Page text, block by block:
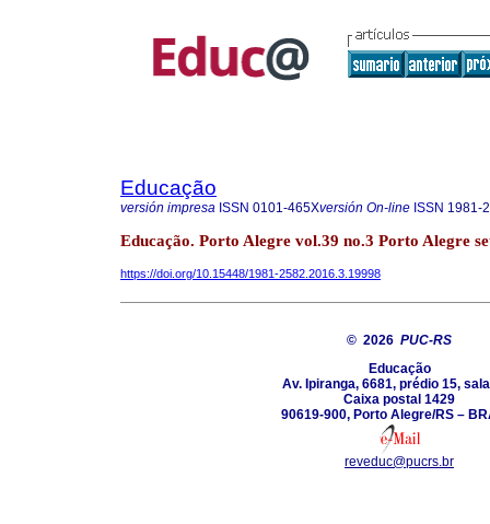
Educação
versión impresa ISSN 0101-465Xversión On-line ISSN 1981-
Educação. Porto Alegre vol.39 no.3 Porto Alegre
https://doi.org/10.15448/1981-2582.2016.3.19998
© 2026 PUC-RS
Educação
Av. Ipiranga, 6681, prédio 15,
Caixa postal 1429
90619-900, Porto Alegre/RS –
reveduc@pucrs.br